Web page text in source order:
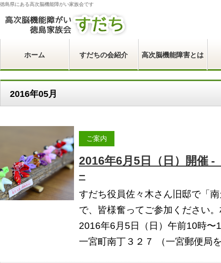
徳島県にある高次脳機能障がい家族会です
ホーム すだちの会紹介 高次脳機能障害とは
2016年05月
ご案内
2016年6月5日（日）開催 -
–
すだち役員佐々木さん旧邸で「
で、皆様奮ってご参加ください
2016年6月5日（日）午前10時〜
一宮町南丁３２７ （一宮郵便局